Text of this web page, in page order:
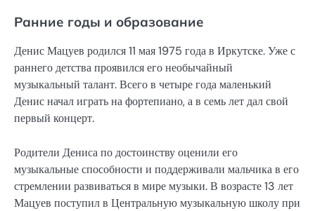
Ранние годы и образование
Денис Мацуев родился 11 мая 1975 года в Иркутске. Уже с
раннего детства проявился его необычайный
музыкальный талант. Всего в четыре года маленький
Денис начал играть на фортепиано, а в семь лет дал свой
первый концерт.
Родители Дениса по достоинству оценили его
музыкальные способности и поддерживали мальчика в его
стремлении развиваться в мире музыки. В возрасте 13 лет
Мацуев поступил в Центральную музыкальную школу при